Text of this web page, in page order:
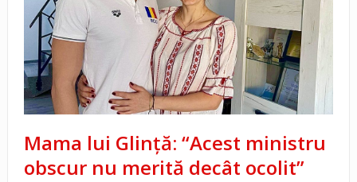
Mama lui Glință: “Acest ministru
obscur nu merită decât ocolit”